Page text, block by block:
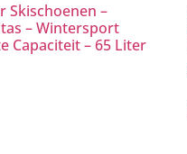
Skischoenen –
– Wintersport
Capaciteit – 65 Liter